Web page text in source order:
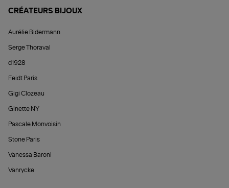
CRÉATEURS BIJOUX
Aurélie Bidermann
Serge Thoraval
d1928
Feidt Paris
Gigi Clozeau
Ginette NY
Pascale Monvoisin
Stone Paris
Vanessa Baroni
Vanrycke